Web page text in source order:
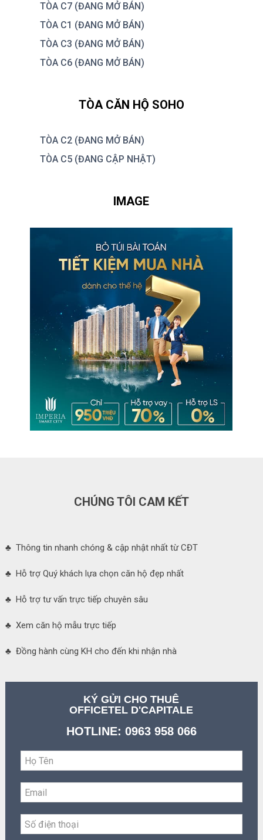
TÒA C7 (ĐANG MỞ BÁN)
TÒA C1 (ĐANG MỞ BÁN)
TÒA C3 (ĐANG MỞ BÁN)
TÒA C6 (ĐANG MỞ BÁN)
TÒA CĂN HỘ SOHO
TÒA C2 (ĐANG MỞ BÁN)
TÒA C5 (ĐANG CẬP NHẬT)
IMAGE
CHÚNG TÔI CAM KẾT
♣ Thông tin nhanh chóng & cập nhật nhất từ CĐT
♣ Hỗ trợ Quý khách lựa chọn căn hộ đẹp nhất
♣ Hỗ trợ tư vấn trực tiếp chuyên sâu
♣ Xem căn hộ mẫu trực tiếp
♣ Đồng hành cùng KH cho đến khi nhận nhà
KÝ GỬI CHO THUÊ
OFFICETEL D'CAPITALE
HOTLINE: 0963 958 066